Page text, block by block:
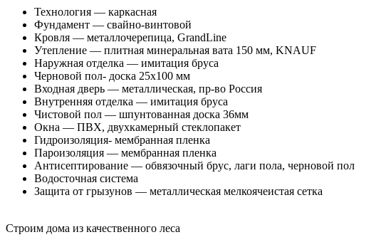
Технология — каркасная
Фундамент — свайно-винтовой
Кровля — металлочерепица, GrandLine
Утепление — плитная минеральная вата 150 мм, KNAUF
Наружная отделка — имитация бруса
Черновой пол- доска 25х100 мм
Входная дверь — металлическая, пр-во Россия
Внутренняя отделка — имитация бруса
Чистовой пол — шпунтованная доска 36мм
Окна — ПВХ, двухкамерный стеклопакет
Гидроизоляция- мембранная пленка
Пароизоляция — мембранная пленка
Антисептирование — обвязочный брус, лаги пола, черновой пол
Водосточная система
Защита от грызунов — металлическая мелкоячеистая сетка
Строим дома из качественного леса